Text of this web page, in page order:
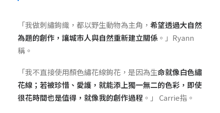
「我做刺繡鉤織，都以野生動物為主角， 希望透過大自然
為題的創作，讓城市人與自然重新建立關係 。」Ryann
稱。
「我不直接使用顏色繡花線鉤花，是因為生命就像白色繡
花線；若被珍惜、愛護，就能添上獨一無二的色彩，即使
很花時間也是值得，就像我的創作過程 。」 Carrie指。